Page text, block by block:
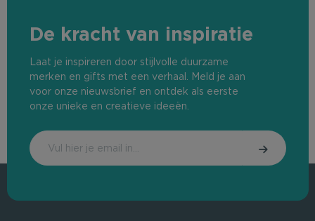
De kracht van inspiratie
Laat je inspireren door stijlvolle duurzame
merken en gifts met een verhaal. Meld je aan
voor onze nieuwsbrief en ontdek als eerste
onze unieke en creatieve ideeën.